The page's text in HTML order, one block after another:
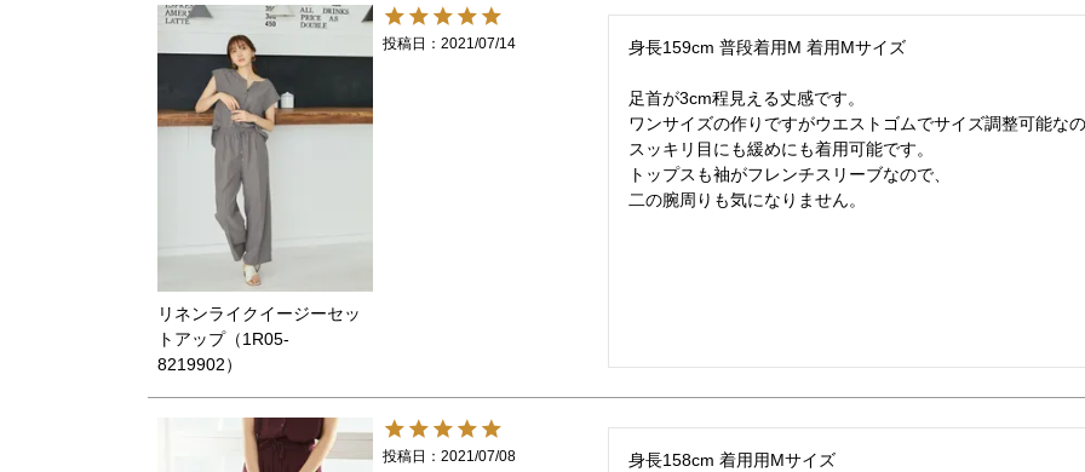
リネンライクイージーセッ
トアップ（1R05-
8219902）
投稿日 2021/07/14 身長159cm 普段着用M 着用Mサイズ
足首が3cm程見える丈感です。
ワンサイズの作りですがウエストゴムでサイズ調整可能な
スッキリ目にも緩めにも着用可能です。
トップスも袖がフレンチスリーブなので、
二の腕周りも気になりません。
投稿日 2021/07/08 身長158cm 着用用Mサイズ